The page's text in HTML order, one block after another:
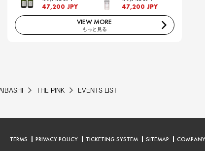
47,200 JPY 47,200 JPY
VIEW MORE
もっと見る
THE PINK EVENTS LIST
TERMS PRIVACY POLICY TICKETING SYSTEM SITEMAP COMPANY